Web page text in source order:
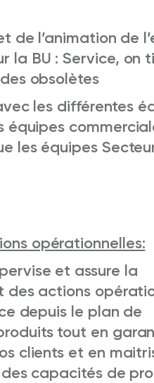
l’animation de
la BU : Service, on
obsolètes
les différentes
équipes
les équipes
opérationnelles:
et assure la
des actions
depuis le plan de
tout en
clients et en
capacités de